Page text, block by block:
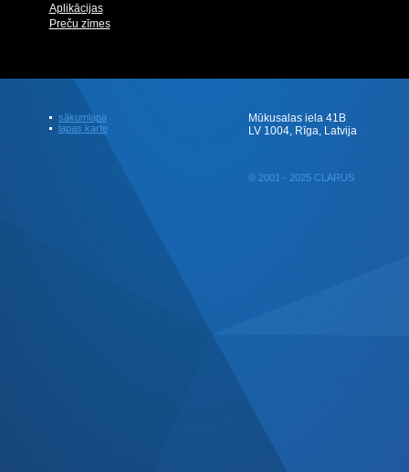
Aplikācijas
Preču zīmes
sākumlapa
lapas karte
Mūkusalas iela 41B
LV 1004, Rīga, Latvija
© 2001 - 2025 CLARUS